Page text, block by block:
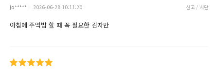
jo***** 2026-06-28 10:11:20 신고 / 차단
아침에 주먹밥 할 때 꼭 필요한 김자반